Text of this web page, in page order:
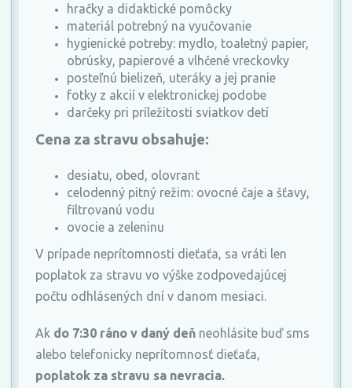
hračky a didaktické pomôcky
materiál potrebný na vyučovanie
hygienické potreby: mydlo, toaletný papier,
obrúsky, papierové a vlhčené vreckovky
posteľnú bielizeň, uteráky a jej pranie
fotky z akcií v elektronickej podobe
darčeky pri príležitosti sviatkov detí
Cena za stravu obsahuje:
desiatu, obed, olovrant
celodenný pitný režim: ovocné čaje a šťavy,
filtrovanú vodu
ovocie a zeleninu
V prípade neprítomnosti dieťaťa, sa vráti len
poplatok za stravu vo výške zodpovedajúcej
počtu odhlásených dní v danom mesiaci.
Ak do 7:30 ráno v daný deň neohlásite buď sms
alebo telefonicky neprítomnosť dieťaťa,
poplatok za stravu sa nevracia.